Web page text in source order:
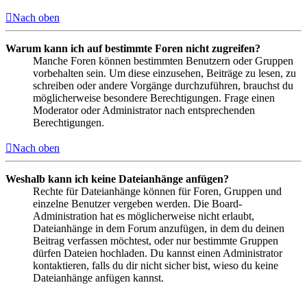
Nach oben
Warum kann ich auf bestimmte Foren nicht zugreifen?
Manche Foren können bestimmten Benutzern oder Gruppen
vorbehalten sein. Um diese einzusehen, Beiträge zu lesen, zu
schreiben oder andere Vorgänge durchzuführen, brauchst du
möglicherweise besondere Berechtigungen. Frage einen
Moderator oder Administrator nach entsprechenden
Berechtigungen.
Nach oben
Weshalb kann ich keine Dateianhänge anfügen?
Rechte für Dateianhänge können für Foren, Gruppen und
einzelne Benutzer vergeben werden. Die Board-
Administration hat es möglicherweise nicht erlaubt,
Dateianhänge in dem Forum anzufügen, in dem du deinen
Beitrag verfassen möchtest, oder nur bestimmte Gruppen
dürfen Dateien hochladen. Du kannst einen Administrator
kontaktieren, falls du dir nicht sicher bist, wieso du keine
Dateianhänge anfügen kannst.